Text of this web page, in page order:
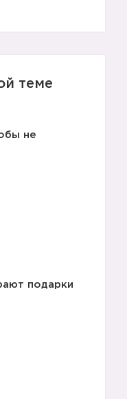
теме
не
подарки